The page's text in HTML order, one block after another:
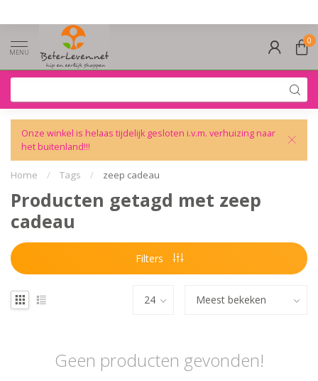
MENU
0
Onze winkel is helaas tijdelijk gesloten i.v.m. verhuizing naar
het buitenland!!!
Home / Tags / zeep cadeau
Producten getagd met zeep
cadeau
Filters
Geen producten gevonden!